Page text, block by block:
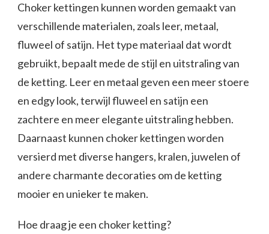
Choker kettingen kunnen worden gemaakt van
verschillende materialen, zoals leer, metaal,
fluweel of satijn. Het type materiaal dat wordt
gebruikt, bepaalt mede de stijl en uitstraling van
de ketting. Leer en metaal geven een meer stoere
en edgy look, terwijl fluweel en satijn een
zachtere en meer elegante uitstraling hebben.
Daarnaast kunnen choker kettingen worden
versierd met diverse hangers, kralen, juwelen of
andere charmante decoraties om de ketting
mooier en unieker te maken.
Hoe draag je een choker ketting?